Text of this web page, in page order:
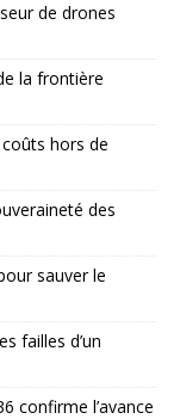
de drones
la frontière
hors de
des
sauver le
failles d’un
confirme l’avance